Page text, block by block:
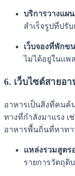
บริการวางแผ
สำเร็จรูปที่ปรั
เว็บจองที่พักข
ไม่ได้อยู่ในแ
6. เว็บไซต์สายอ
อาหารเป็นสิ่งที่คนค้
ทางที่กำลังมาแรง เ
อาหารพื้นถิ่นที่หาทา
แหล่งรวมสูตร
รายการวัตถุดิ